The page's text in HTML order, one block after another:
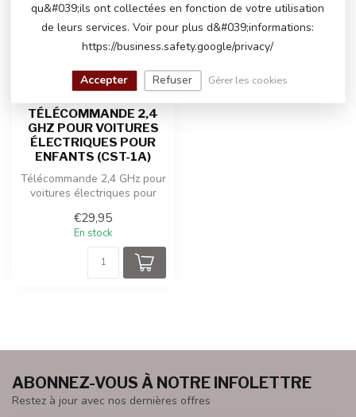
TÉLÉCOMMANDE 2,4
GHZ POUR VOITURES
ÉLECTRIQUES POUR
ENFANTS (CST-1A)
Télécommande 2,4 GHz pour
voitures électriques pour
€29,95
En stock
ABONNEZ-VOUS À NOTRE INFOLETTRE
Restez à jour avec nos dernières offres
qu&#039;ils ont collectées en fonction de votre utilisation
de leurs services. Voir pour plus d&#039;informations:
https://business.safety.google/privacy/
Accepter Refuser Gérer les cookies